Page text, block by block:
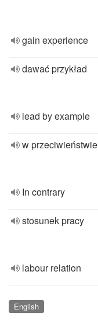
gain experience
dawać przykład
lead by example
w przeciwieństwie
In contrary
stosunek pracy
labour relation
English